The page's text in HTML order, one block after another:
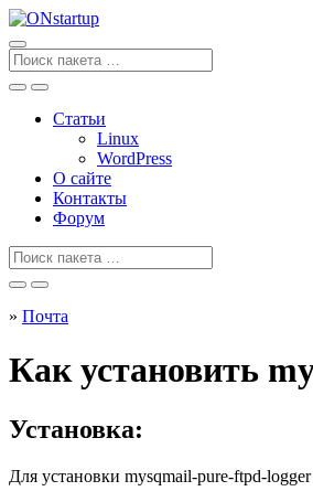
Перейти
к
содержанию
Поиск
для
Статьи
Linux
WordPress
О сайте
Контакты
Форум
Поиск
» Почта
Как установить
Установка:
Для установки mysqmail-pure-ftpd-logger